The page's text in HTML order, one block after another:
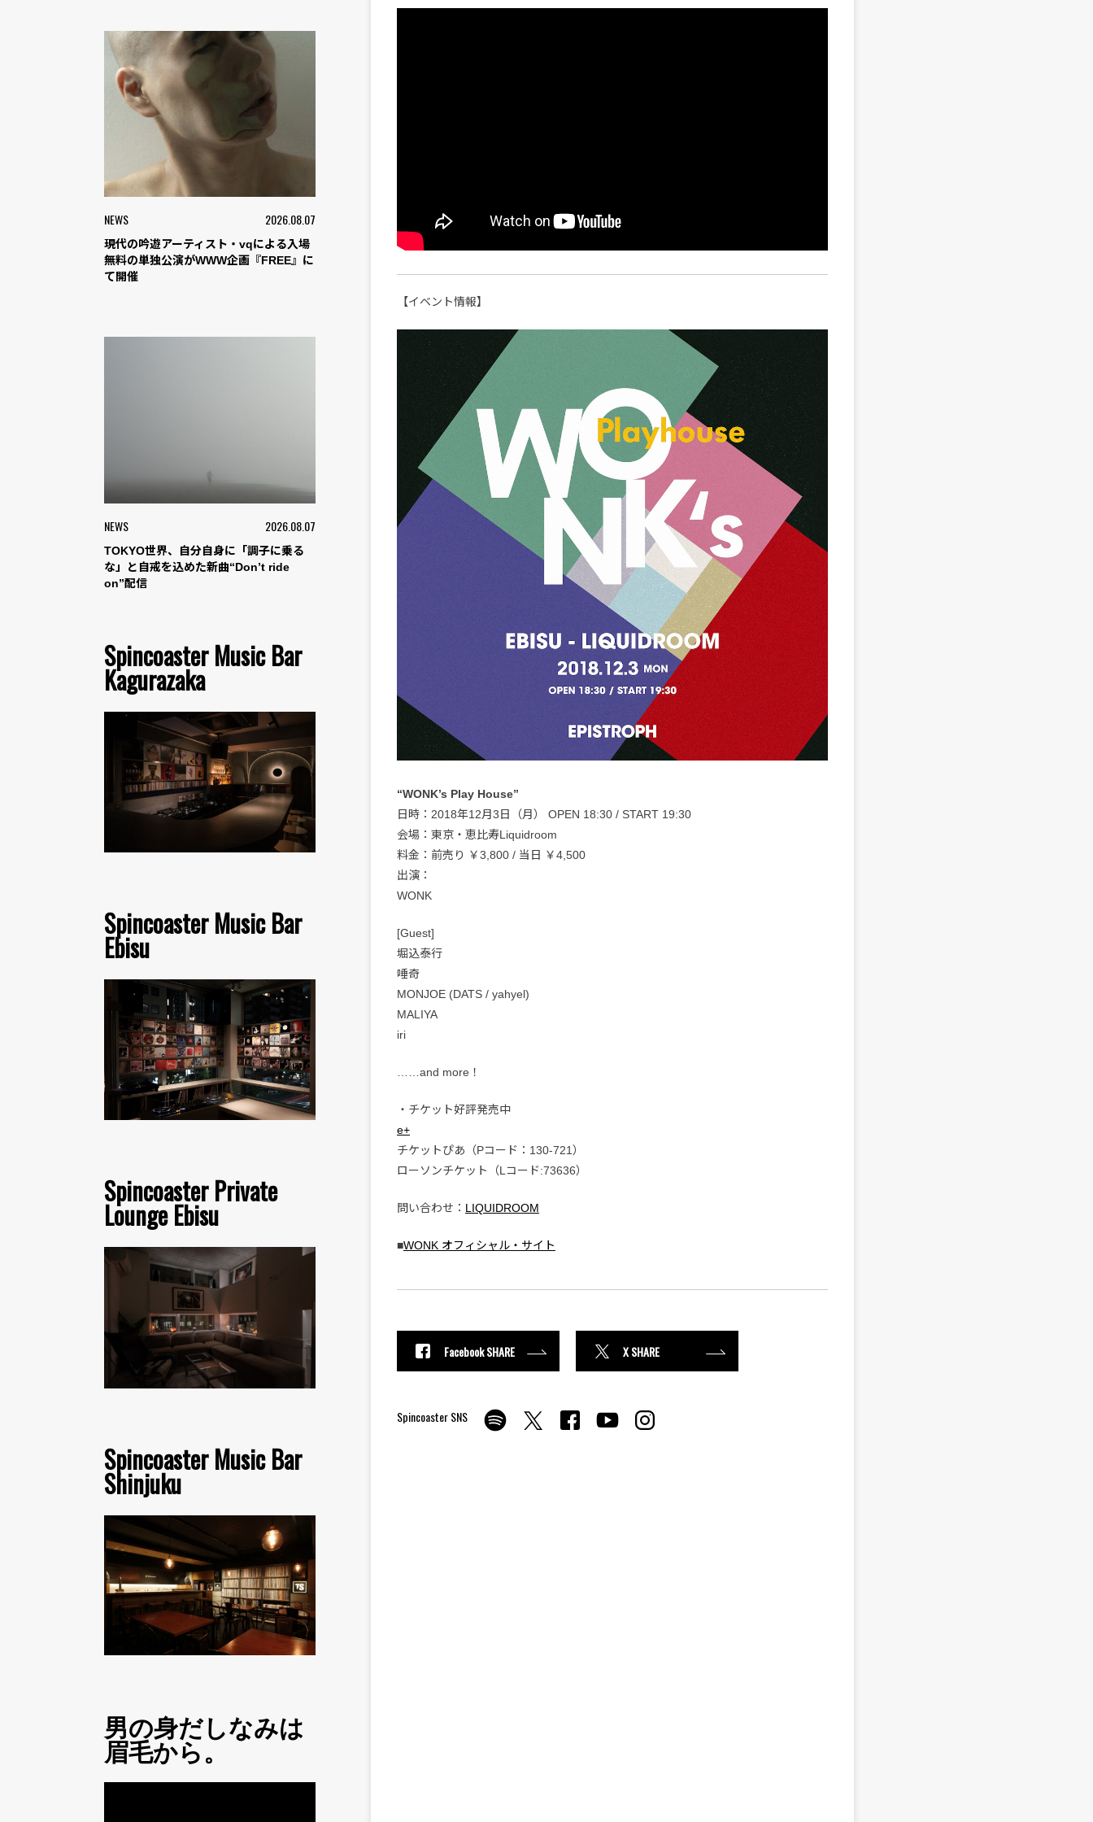
NEWS 2026.08.07
現代の吟遊アーティスト・vqによる入場
無料の単独公演がWWW企画『FREE』に
て開催
NEWS 2026.08.07
TOKYO世界、自分自身に「調子に乗る
な」と自戒を込めた新曲“Don’t ride
on”配信
Spincoaster Music Bar
Kagurazaka
Spincoaster Music Bar
Ebisu
Spincoaster Private
Lounge Ebisu
Spincoaster Music Bar
Shinjuku
男の身だしなみは
眉毛から。
【イベント情報】
“WONK’s Play House”
日時：2018年12月3日（月） OPEN 18:30 / START 19:30
会場：東京・恵比寿Liquidroom
料金：前売り ￥3,800 / 当日 ￥4,500
出演：
WONK
[Guest]
堀込泰行
唾奇
MONJOE (DATS / yahyel)
MALIYA
iri
……and more！
・チケット好評発売中
e+
チケットぴあ（Pコード：130-721）
ローソンチケット（Lコード:73636）
問い合わせ： LIQUIDROOM
■WONK オフィシャル・サイト
Facebook SHARE X SHARE
Spincoaster SNS